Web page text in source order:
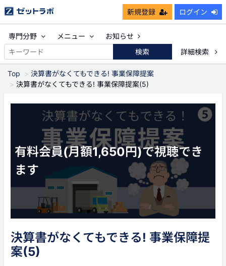
新規登録 ログイン
専門分野 メニュー
お知らせ
検索
詳細検索
Top
決算書がなくてもできる! 事業保障提案
決算書がなくてもできる! 事業保障提案(5)
有料会員(月額1,650円)で視聴でき
ます
決算書がなくてもできる! 事業保障提
案(5)